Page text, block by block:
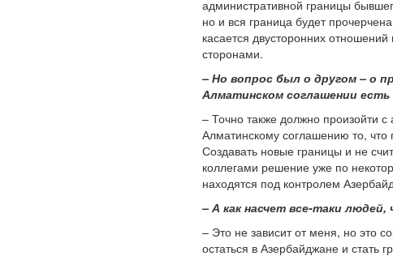
административной границы
но и вся граница будет
касается двусторонних
сторонами.
– Но вопрос был о другом – о
Алматинском соглашении
– Точно также должно произойти
Алматинскому соглашению то,
Создавать новые границы и не
коллегами решение уже по
находятся под контролем
– А как насчет все-таки
– Это не зависит от меня, но это
остаться в Азербайджане и стать